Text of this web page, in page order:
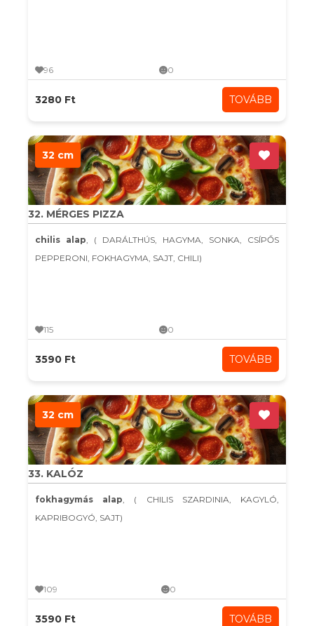
96 0
3280 Ft TOVÁBB
32 cm
32. MÉRGES PIZZA
chilis alap, ( DARÁLTHÚS, HAGYMA, SONKA, CSÍPŐS
PEPPERONI, FOKHAGYMA, SAJT, CHILI)
115 0
3590 Ft TOVÁBB
32 cm
33. KALÓZ
fokhagymás alap, ( CHILIS SZARDINIA, KAGYLÓ,
KAPRIBOGYÓ, SAJT)
109 0
3590 Ft TOVÁBB